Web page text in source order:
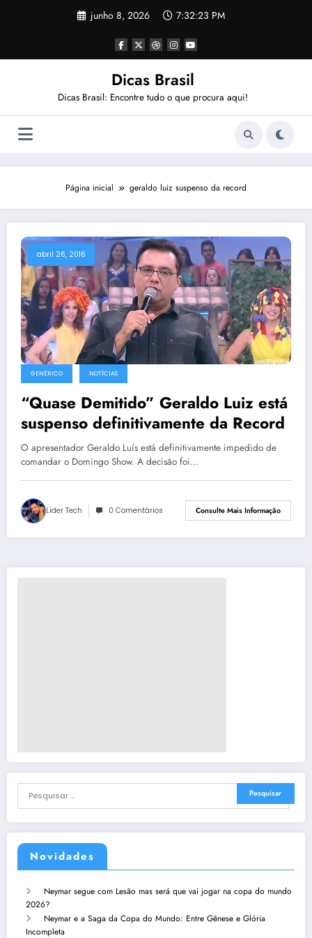
junho 8, 2026 7:32:23 PM
Dicas Brasil
Dicas Brasil: Encontre tudo o que procura aqui!
Página inicial geraldo luiz suspenso da record
abril 26, 2016
GENÉRICO NOTÍCIAS
“Quase Demitido” Geraldo Luiz está
suspenso definitivamente da Record
O apresentador Geraldo Luís está definitivamente impedido de
comandar o Domingo Show. A decisão foi…
Lider Tech 0 Comentários Consulte Mais Informação
Novidades
Neymar segue com Lesão mas será que vai jogar na copa do mundo
2026?
Neymar e a Saga da Copa do Mundo: Entre Gênese e Glória
Incompleta